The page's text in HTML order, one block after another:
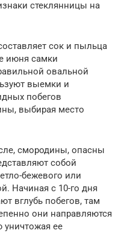
стеклянницы на
сок и пыльца
июня самки
овальной
выемки и
побегов
выбирая место
смородины, опасны
собой
бежевого или
Начиная с 10-го дня
вглубь побегов, там
они направляются
уничтожая ее